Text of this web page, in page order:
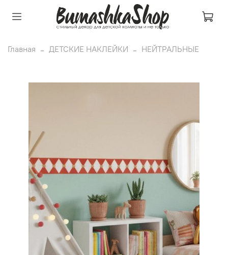
Главная ДЕТСКИЕ НАКЛЕЙКИ НЕЙТРАЛЬНЫЕ